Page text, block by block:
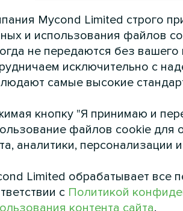
Mycond Limited строго
и использования файлов
не передаются без
исключительно с
самые высокие
кнопку "Я принимаю и
файлов cookie для
аналитики, персонализации
Limited обрабатывает все
с Политикой
контента сайта.